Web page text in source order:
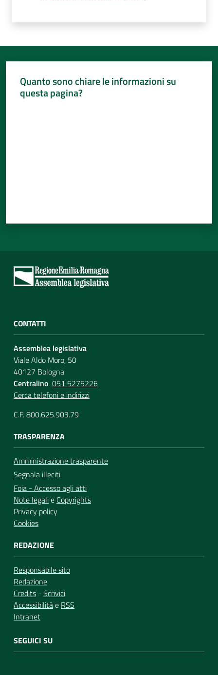
Quanto sono chiare le informazioni su
questa pagina?
CONTATTI
Assemblea legislativa
Viale Aldo Moro, 50
40127 Bologna
Centralino 051 5275226
Cerca telefoni e indirizzi
C.F. 800.625.903.79
TRASPARENZA
Amministrazione trasparente
Segnala illeciti
Foia - Accesso agli atti
Note legalie Copyrights
Privacy policy
Cookies
REDAZIONE
Responsabile sito
Redazione
Credits - Scrivici
Accessibilitàe RSS
Intranet
SEGUICI SU